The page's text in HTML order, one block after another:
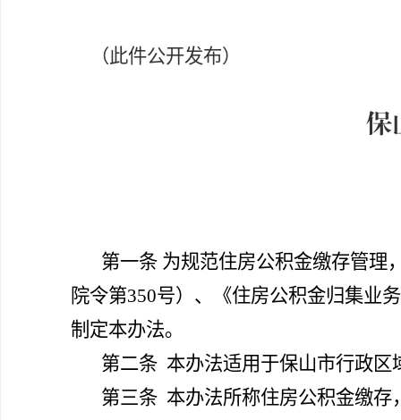
（此件公开发布）
保
第一条 为规范住房公积金缴存管理
院令第350号）、《住房公积金归集业
制定本办法。
第二条 本办法适用于保山市行政
第三条 本办法所称住房公积金缴